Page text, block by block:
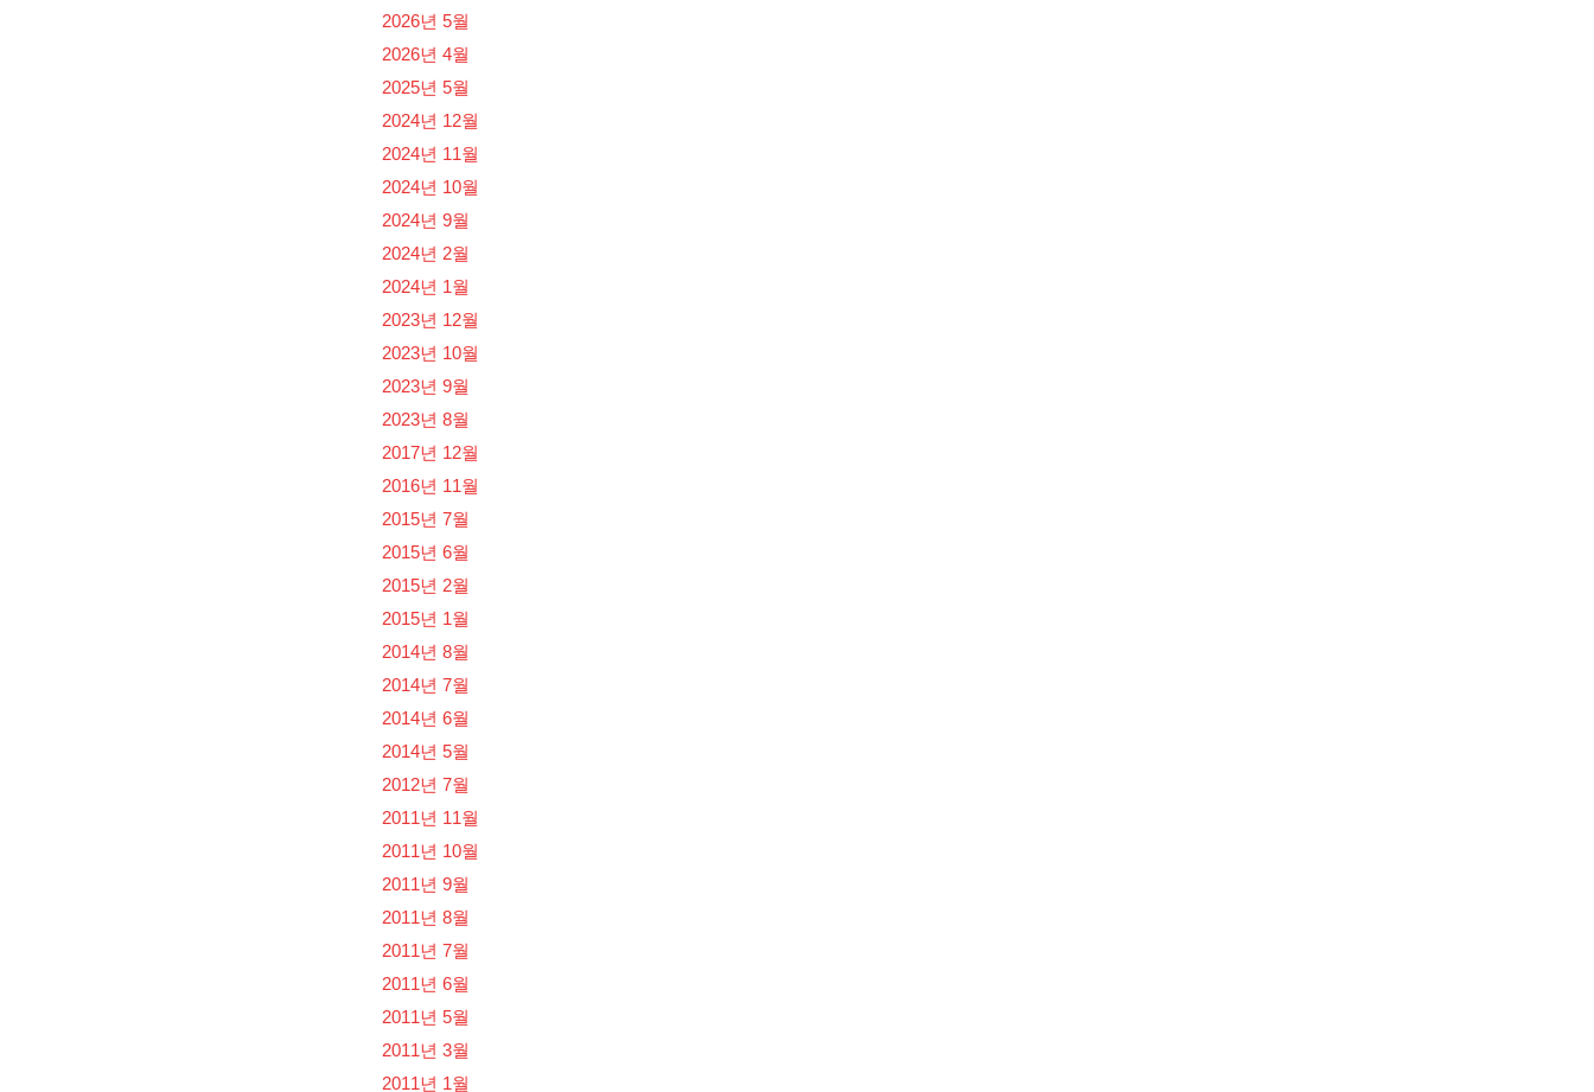
2026년 5월
2026년 4월
2025년 5월
2024년 12월
2024년 11월
2024년 10월
2024년 9월
2024년 2월
2024년 1월
2023년 12월
2023년 10월
2023년 9월
2023년 8월
2017년 12월
2016년 11월
2015년 7월
2015년 6월
2015년 2월
2015년 1월
2014년 8월
2014년 7월
2014년 6월
2014년 5월
2012년 7월
2011년 11월
2011년 10월
2011년 9월
2011년 8월
2011년 7월
2011년 6월
2011년 5월
2011년 3월
2011년 1월